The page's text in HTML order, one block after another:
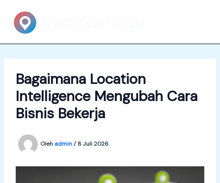
konten
Bagaimana Location
Intelligence Mengubah Cara
Bisnis Bekerja
Oleh admin/ 8 Juli 2026